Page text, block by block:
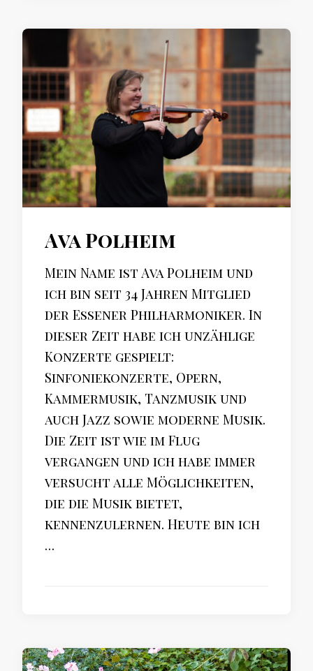
Ava Polheim
Mein Name ist Ava Polheim und
ich bin seit 34 Jahren Mitglied
der Essener Philharmoniker. In
dieser Zeit habe ich unzählige
Konzerte gespielt:
Sinfoniekonzerte, Opern,
Kammermusik, Tanzmusik und
auch Jazz sowie moderne Musik.
Die Zeit ist wie im Flug
vergangen und ich habe immer
versucht alle Möglichkeiten,
die die Musik bietet,
kennenzulernen. Heute bin ich
…